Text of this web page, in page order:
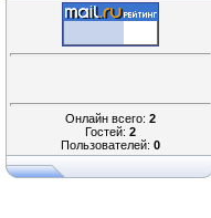
Онлайн всего: 2
Гостей: 2
Пользователей: 0